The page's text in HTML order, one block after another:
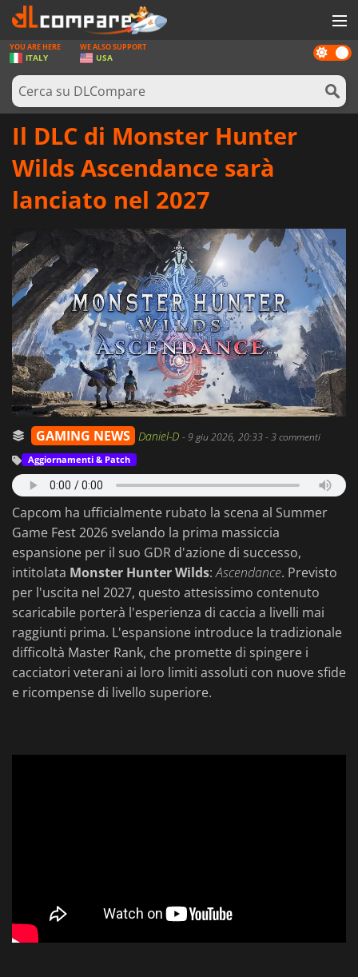
GIOCHI
PREPAGATE
SOFTWARE
ACCEDI O REGISTRATI
Dark
mode
YOU ARE HERE
ITALY
WE ALSO SUPPORT
USA
Il DLC di Monster Hunter
Wilds Ascendance sarà
lanciato nel 2027
GAMING NEWS Daniel-D -9 giu 2026, 20:33- 3 commenti
Aggiornamenti & Patch
Capcom ha ufficialmente rubato la scena al Summer
Game Fest 2026 svelando la prima massiccia
espansione per il suo GDR d'azione di successo,
intitolata Monster Hunter Wilds:Ascendance. Previsto
per l'uscita nel 2027, questo attesissimo contenuto
scaricabile porterà l'esperienza di caccia a livelli mai
raggiunti prima. L'espansione introduce la tradizionale
difficoltà Master Rank, che promette di spingere i
cacciatori veterani ai loro limiti assoluti con nuove sfide
e ricompense di livello superiore.